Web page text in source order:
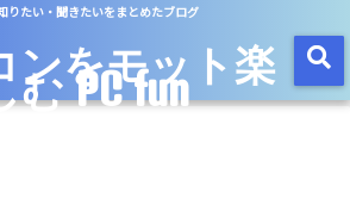
りたい・聞きたいをまとめたブログ
ンをモット楽
む PC fun